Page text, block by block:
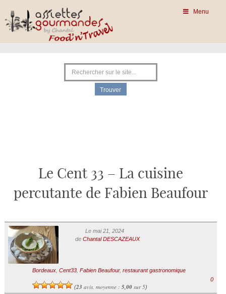
Menu
Le Cent 33 – La cuisine
percutante de Fabien Beaufour
Le mai 21, 2024
de Chantal DESCAZEAUX
Bordeaux, Cent33, Fabien Beaufour, restaurant gastronomique
(23 avis, moyenne : 5,00sur 5)
0